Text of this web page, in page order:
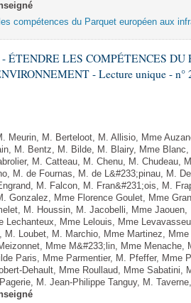
compétences du Parquet européen aux
- ÉTENDRE LES COMPÉTENCES
- Lecture unique - n°
Meurin, M. Berteloot, M. Allisio, Mme
M. Bentz, M. Bilde, M. Blairy, Mme
M. Catteau, M. Chenu, M. Chudeau,
M. de Fournas, M. de L&#233;pinau, M.
M. Falcon, M. Fran&#231;ois, M.
Gonzalez, Mme Florence Goulet, Mme
M. Houssin, M. Jacobelli, Mme
Lechanteux, Mme Lelouis, Mme
M. Loubet, M. Marchio, Mme Martinez,
Mme M&#233;lin, Mme Menache,
Paris, Mme Parmentier, M. Pfeffer, Mme
Dehault, Mme Roullaud, Mme
Pagerie, M. Jean-Philippe Tanguy, M.